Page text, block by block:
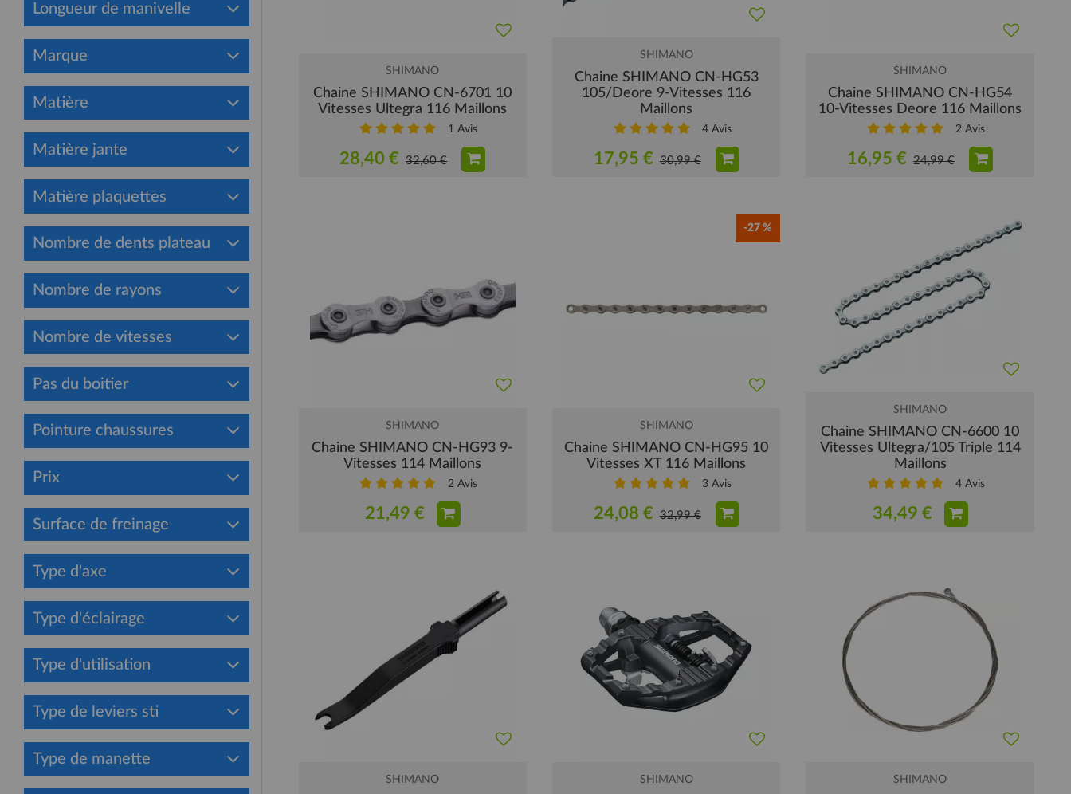
Longueur de manivelle
Marque
Matière
Matière jante
Matière plaquettes
Nombre de dents plateau
Nombre de rayons
Nombre de vitesses
Pas du boitier
Pointure chaussures
Prix
Surface de freinage
Type d'axe
Type d'éclairage
Type d'utilisation
Type de leviers sti
Type de manette
SHIMANO
Chaine SHIMANO CN-6701 10
Vitesses Ultegra 116 Maillons
1 Avis
28,40 € 32,60 €
SHIMANO
Chaine SHIMANO CN-HG53
105/Deore 9-Vitesses 116
Maillons
4Avis
17,95 € 30,99 €
SHIMANO
Chaine SHIMANO CN-HG54
10-Vitesses Deore 116 Maillons
2 Avis
16,95 € 24,99 €
SHIMANO
Chaine SHIMANO CN-HG93 9-
Vitesses 114 Maillons
2 Avis
21,49 €
-27 %
SHIMANO
Chaine SHIMANO CN-HG95 10
Vitesses XT 116 Maillons
3Avis
24,08 € 32,99 €
SHIMANO
Chaine SHIMANO CN-6600 10
Vitesses Ultegra/105 Triple 114
Maillons
4 Avis
34,49 €
SHIMANO SHIMANO SHIMANO